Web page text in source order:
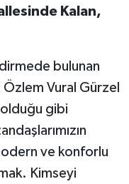
Kalan,
bulunan
Vural Gürzel
gibi
ve konforlu
Kimseyi